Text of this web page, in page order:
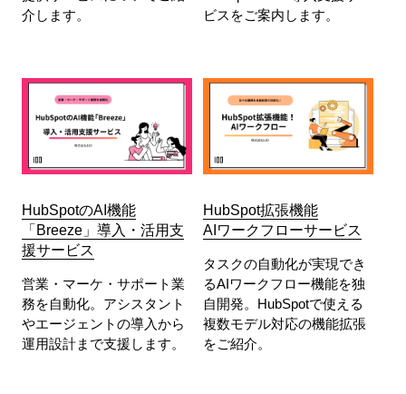
介します。
ビスをご案内します。
HubSpotのAI機能
「Breeze」導入・活用支
援サービス
営業・マーケ・サポート業
務を自動化。アシスタント
やエージェントの導入から
運用設計まで支援します。
HubSpot拡張機能
AIワークフローサービス
タスクの自動化が実現でき
るAIワークフロー機能を独
自開発。HubSpotで使える
複数モデル対応の機能拡張
をご紹介。